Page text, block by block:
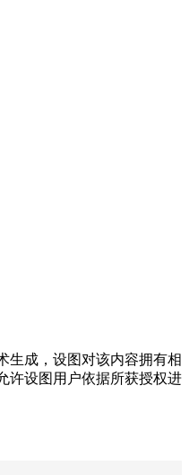
生成，设图对该内容拥有相
许设图用户依据所获授权进